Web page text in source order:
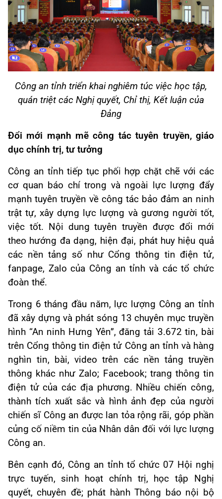
Công an tỉnh triển khai nghiêm túc việc học tập,
quán triệt các Nghị quyết, Chỉ thị, Kết luận của
Đảng
Đổi mới mạnh mẽ công tác tuyên truyền, giáo
dục chính trị, tư tưởng
Công an tỉnh tiếp tục phối hợp chặt chẽ với các
cơ quan báo chí trong và ngoài lực lượng đẩy
mạnh tuyên truyền về công tác bảo đảm an ninh
trật tự, xây dựng lực lượng và gương người tốt,
việc tốt. Nội dung tuyên truyền được đổi mới
theo hướng đa dạng, hiện đại, phát huy hiệu quả
các nền tảng số như Cổng thông tin điện tử,
fanpage, Zalo của Công an tỉnh và các tổ chức
đoàn thể.
Trong 6 tháng đầu năm, lực lượng Công an tỉnh
đã xây dựng và phát sóng 13 chuyên mục truyền
hình “An ninh Hưng Yên”, đăng tải 3.672 tin, bài
trên Cổng thông tin điện tử Công an tỉnh và hàng
nghìn tin, bài, video trên các nền tảng truyền
thông khác như Zalo; Facebook; trang thông tin
điện tử của các địa phương. Nhiều chiến công,
thành tích xuất sắc và hình ảnh đẹp của người
chiến sĩ Công an được lan tỏa rộng rãi, góp phần
củng cố niềm tin của Nhân dân đối với lực lượng
Công an.
Bên cạnh đó, Công an tỉnh tổ chức 07 Hội nghị
trực tuyến, sinh hoạt chính trị, học tập Nghị
quyết, chuyên đề; phát hành Thông báo nội bộ